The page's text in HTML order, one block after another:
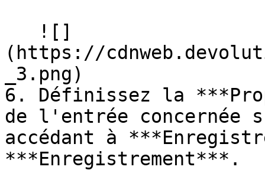
(https://
_3.png)
6. Définissez la
de l'entrée concernée
accédant à
***Enregistrement***.